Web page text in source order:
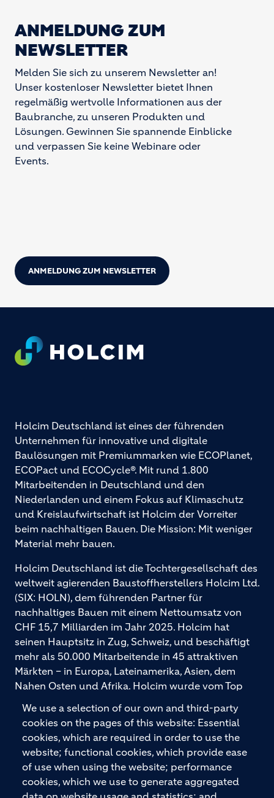
ANMELDUNG ZUM
NEWSLETTER
Melden Sie sich zu unserem Newsletter an!
Unser kostenloser Newsletter bietet Ihnen
regelmäßig wertvolle Informationen aus der
Baubranche, zu unseren Produkten und
Lösungen. Gewinnen Sie spannende Einblicke
und verpassen Sie keine Webinare oder
Events.
ANMELDUNG ZUM NEWSLETTER
We use a selection of our own and third-party
cookies on the pages of this website: Essential
cookies, which are required in order to use the
website; functional cookies, which provide ease
of use when using the website; performance
cookies, which we use to generate aggregated
Footer
Holcim Deutschland ist eines der führenden
Unternehmen für innovative und digitale
Baulösungen mit Premiummarken wie ECOPlanet,
ECOPact und ECOCycle®. Mit rund 1.800
Mitarbeitenden in Deutschland und den
Niederlanden und einem Fokus auf Klimaschutz
und Kreislaufwirtschaft ist Holcim der Vorreiter
beim nachhaltigen Bauen. Die Mission: Mit weniger
Material mehr bauen.
Holcim Deutschland ist die Tochtergesellschaft des
weltweit agierenden Baustoffherstellers Holcim Ltd.
(SIX: HOLN), dem führenden Partner für
nachhaltiges Bauen mit einem Nettoumsatz von
CHF 15,7 Milliarden im Jahr 2025. Holcim hat
seinen Hauptsitz in Zug, Schweiz, und beschäftigt
mehr als 50.000 Mitarbeitende in 45 attraktiven
Märkten – in Europa, Lateinamerika, Asien, dem
Nahen Osten und Afrika. Holcim wurde vom Top
2026“ ausgezeichnet. Holcim bietet hochwertige
Baustoffe und integrierte Baulösungen für den
gesamten Bauprozess – vom Fundament über den
Boden bis zu Wänden und Dächern – mit
Premiummarken wie ECOPact, ECOPlanet,
ECOCycle und Ytong.